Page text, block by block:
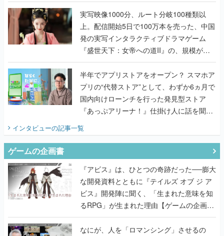
んだレジェンド2人に訊く開発秘話
実写映像1000分、ルート分岐100種類以
上。配信開始5日で100万本を売った、中国
発の実写インタラクティブドラマゲーム
『盛世天下：女帝への道II』の、規模が違
うこだわりをプロデューサーに聞いた
半年でアプリストアをオープン？ スマホア
プリの“代替ストア”として、わずか6ヵ月で
国内向けローンチを行った発見型ストア
『あっぷアリーナ！』仕掛け人に話を聞い
てみた
インタビューの記事一覧
ゲームの企画書
『アビス』は、ひとつの奇跡だった──膨大
な開発資料とともに『テイルズ オブ ジ ア
ビス』開発陣に聞く、「生まれた意味を知
るRPG」が生まれた理由【ゲームの企画
書】
なにが、人を「ロマンシング」させるの